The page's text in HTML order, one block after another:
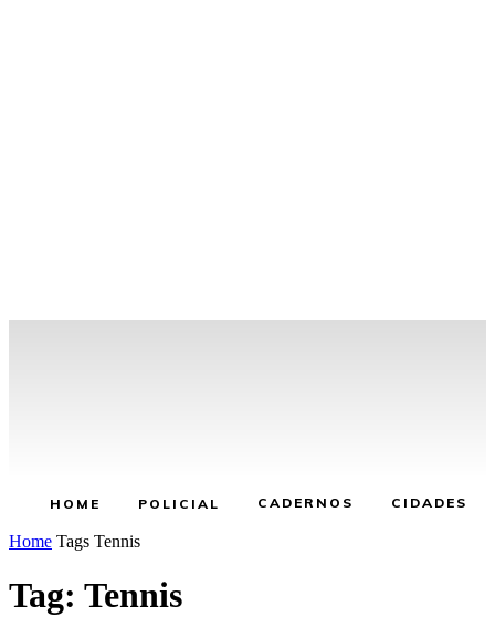
HOME POLICIAL CADERNOS CIDADES
Home Tags Tennis
Tag: Tennis